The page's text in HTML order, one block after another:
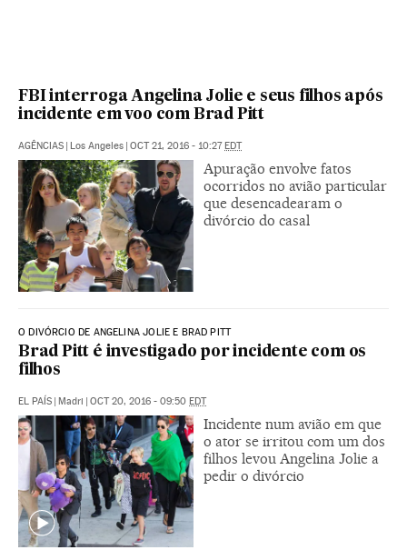
FBI interroga Angelina Jolie e seus filhos após
incidente em voo com Brad Pitt
AGÊNCIAS | Los Angeles | OCT 21, 2016 - 10:27EDT
Apuração envolve fatos
ocorridos no avião particular
que desencadearam o
divórcio do casal
O DIVÓRCIO DE ANGELINA JOLIE E BRAD PITT
Brad Pitt é investigado por incidente com os
filhos
EL PAÍS | Madri | OCT 20, 2016 - 09:50 EDT
Incidente num avião em que
o ator se irritou com um dos
filhos levou Angelina Jolie a
pedir o divórcio